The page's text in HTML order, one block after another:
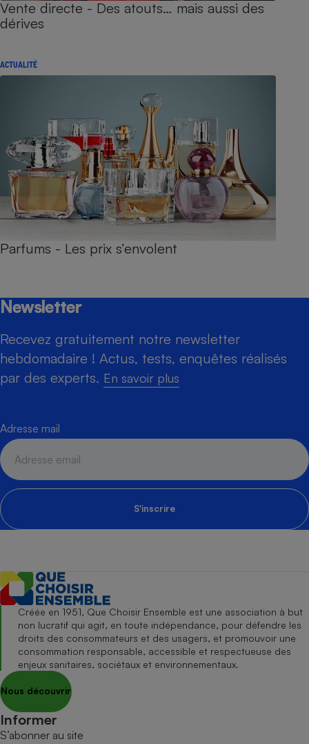
Vente directe - Des atouts… mais aussi des
dérives
ACTUALITÉ
Parfums - Les prix s’envolent
Newsletter
Recevez gratuitement notre newsletter
hebdomadaire ! Actus, tests, enquêtes réalisés
par des experts. En savoir plus
Adresse mail
S'inscrire
Créée en 1951, Que Choisir Ensemble est une association à but
non lucratif qui agit, en toute indépendance, pour défendre les
droits des consommateurs et des usagers, et promouvoir une
consommation responsable, accessible et respectueuse des
enjeux sanitaires, sociétaux et environnementaux.
Nous découvrir
Informer
S’abonner au site